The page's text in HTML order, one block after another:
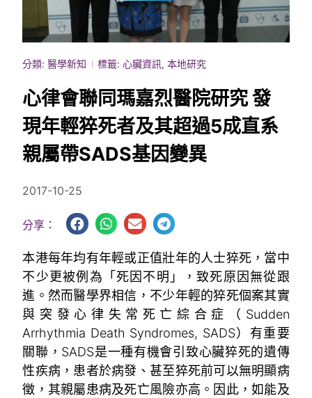
分類: 醫學新知 標籤: 心臟資訊,本地研究
心律會聯同瑪嘉烈醫院研究 發
現年輕猝死者及其超過5成直系
親屬帶SADS基因變異
2017-10-25
分享：
本港每年均有年輕或正值壯年的人士猝死，當中
不少更被例為「死因不明」，致死原因無從跟
進。然而醫學界相信，不少年輕的猝死個案其實
與突發心律失常死亡綜合症（Sudden
Arrhythmia Death Syndromes, SADS）有重要
關聯，SADS是一種有機會引致心臟猝死的遺傳
性疾病，患者於病發、甚至猝死前可以無明顯病
徵，其親屬患病及死亡風險亦高。因此，如能及